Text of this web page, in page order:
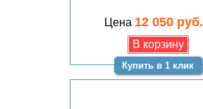
Цена 12 050 руб.
Купить в 1 клик